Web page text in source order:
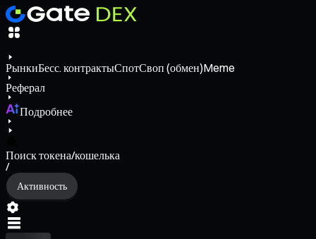
РынкиБесс. контрактыСпотСвоп (обмен)Meme
Реферал
Подробнее
Поиск токена/кошелька
/
Активность